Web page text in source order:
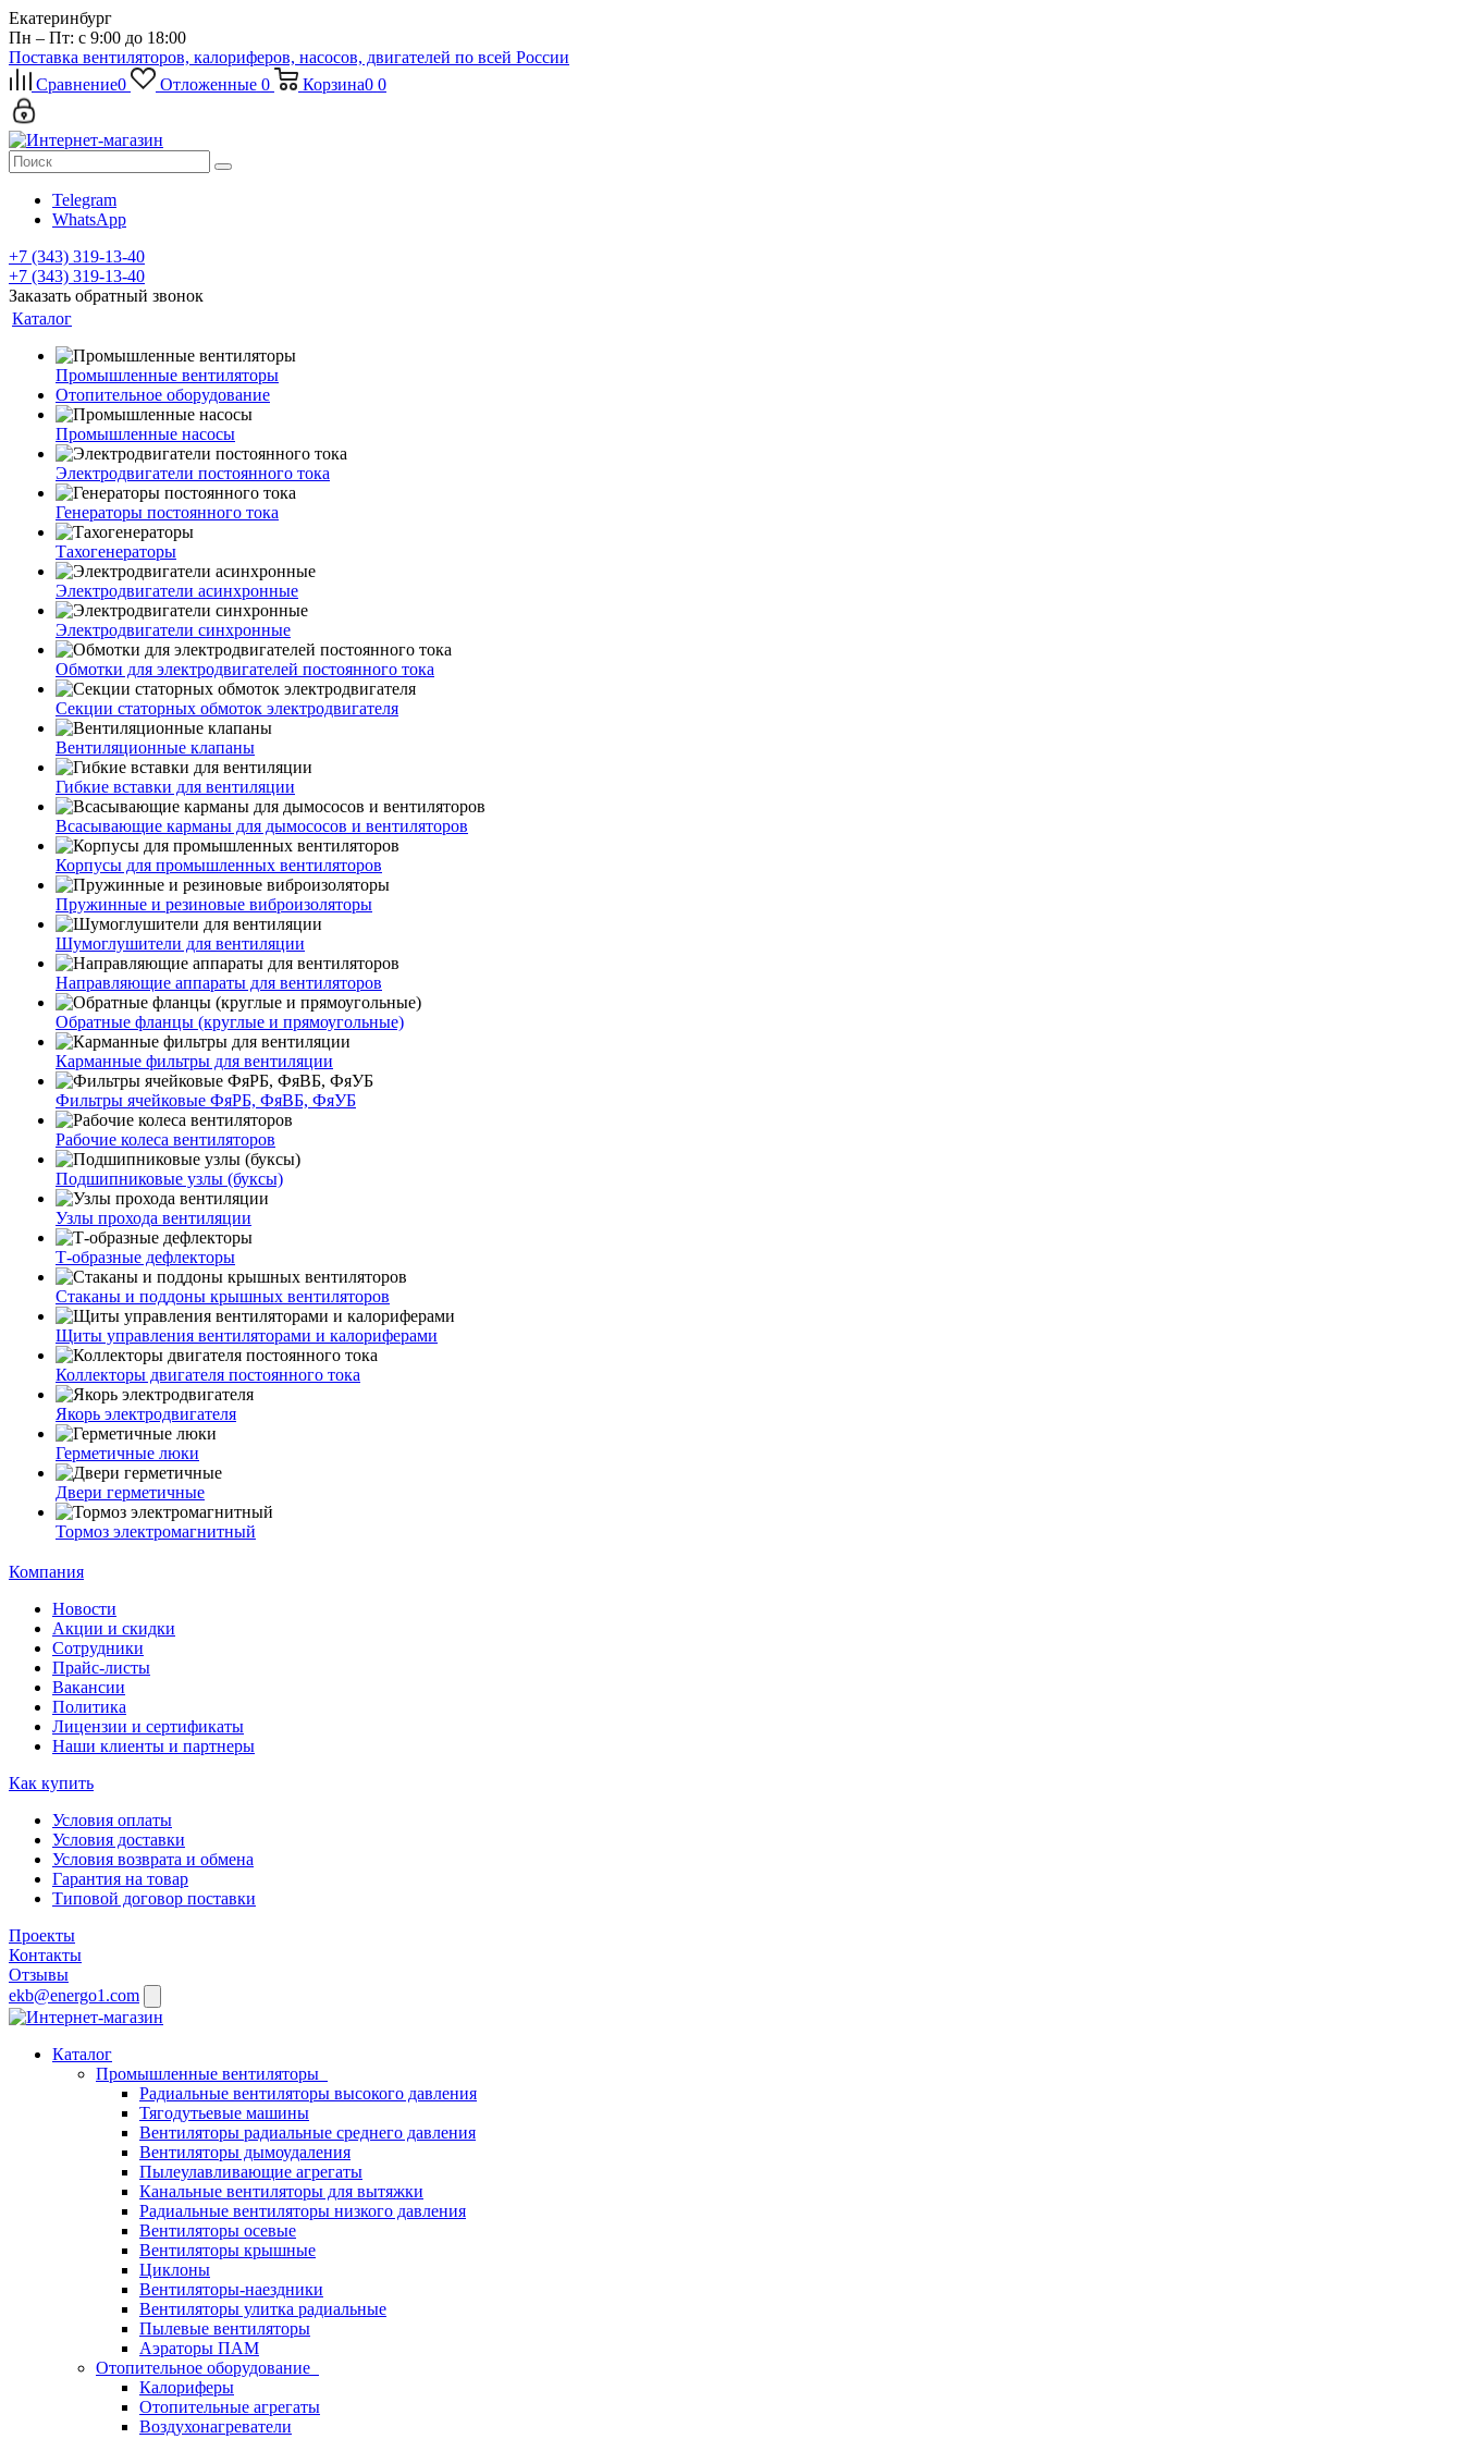
Екатеринбург
Пн – Пт: с 9:00 до 18:00
Поставка вентиляторов, калориферов, насосов, двигателей по всей России
Сравнение0 Отложенные 0 Корзина0 0
Telegram
WhatsApp
+7 (343) 319-13-40
+7 (343) 319-13-40
Заказать обратный звонок
Каталог
Промышленные вентиляторы
Отопительное оборудование
Промышленные насосы
Электродвигатели постоянного тока
Генераторы постоянного тока
Тахогенераторы
Электродвигатели асинхронные
Электродвигатели синхронные
Обмотки для электродвигателей постоянного тока
Секции статорных обмоток электродвигателя
Вентиляционные клапаны
Гибкие вставки для вентиляции
Всасывающие карманы для дымососов и вентиляторов
Корпусы для промышленных вентиляторов
Пружинные и резиновые виброизоляторы
Шумоглушители для вентиляции
Направляющие аппараты для вентиляторов
Обратные фланцы (круглые и прямоугольные)
Карманные фильтры для вентиляции
Фильтры ячейковые ФяРБ, ФяВБ, ФяУБ
Рабочие колеса вентиляторов
Подшипниковые узлы (буксы)
Узлы прохода вентиляции
Т-образные дефлекторы
Стаканы и поддоны крышных вентиляторов
Щиты управления вентиляторами и калориферами
Коллекторы двигателя постоянного тока
Якорь электродвигателя
Герметичные люки
Двери герметичные
Тормоз электромагнитный
Компания
Новости
Акции и скидки
Сотрудники
Прайс-листы
Вакансии
Политика
Лицензии и сертификаты
Наши клиенты и партнеры
Как купить
Условия оплаты
Условия доставки
Условия возврата и обмена
Гарантия на товар
Типовой договор поставки
Проекты
Контакты
Отзывы
ekb@energo1.com
Каталог
Промышленные вентиляторы
Радиальные вентиляторы высокого давления
Тягодутьевые машины
Вентиляторы радиальные среднего давления
Вентиляторы дымоудаления
Пылеулавливающие агрегаты
Канальные вентиляторы для вытяжки
Радиальные вентиляторы низкого давления
Вентиляторы осевые
Вентиляторы крышные
Циклоны
Вентиляторы-наездники
Вентиляторы улитка радиальные
Пылевые вентиляторы
Аэраторы ПАМ
Отопительное оборудование
Калориферы
Отопительные агрегаты
Воздухонагреватели